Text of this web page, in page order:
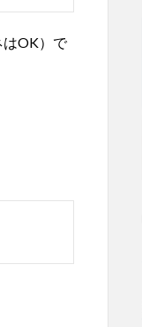
はOK）で